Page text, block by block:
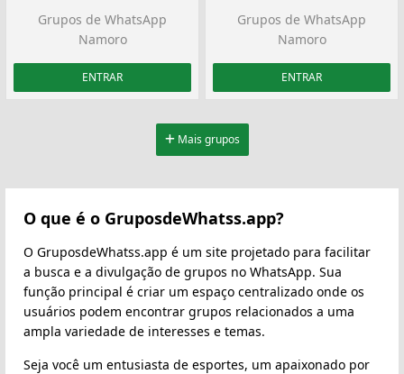
Grupos de WhatsApp
Namoro
ENTRAR
Grupos de WhatsApp
Namoro
ENTRAR
Mais grupos
O que é o GruposdeWhatss.app?
O GruposdeWhatss.app é um site projetado para facilitar
a busca e a divulgação de grupos no WhatsApp. Sua
função principal é criar um espaço centralizado onde os
usuários podem encontrar grupos relacionados a uma
ampla variedade de interesses e temas.
Seja você um entusiasta de esportes, um apaixonado por